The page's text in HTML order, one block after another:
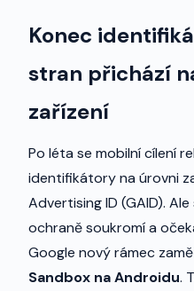
Konec
stran přichází
zařízení
Po léta se mobilní cílení
identifikátory na úrovni
Advertising ID (GAID).
ochraně soukromí a
Google nový rámec
Sandbox na Androidu.